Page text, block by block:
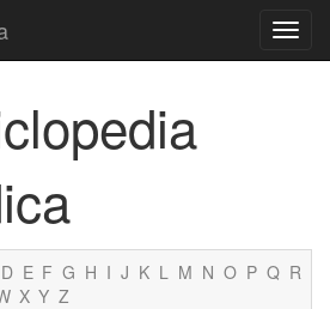
D E F G H I J K L M N O P Q R
X Y Z